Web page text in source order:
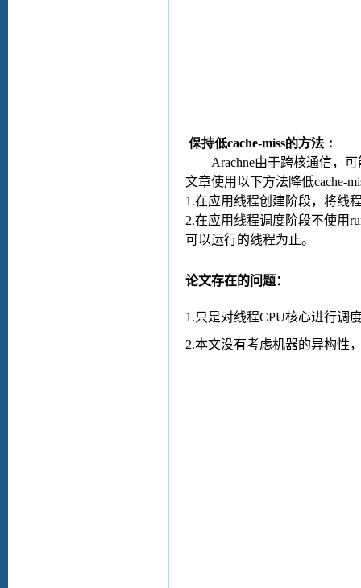
保持低cache-miss的方法：
Arachne由于跨核通信，
文章使用以下方法降低cache-
1.在应用线程创建阶段，将线
2.在应用线程调度阶段不使用
可以运行的线程为止。
论文存在的问题：
1.只是对线程CPU核心进行调
2.本文没有考虑机器的异构性